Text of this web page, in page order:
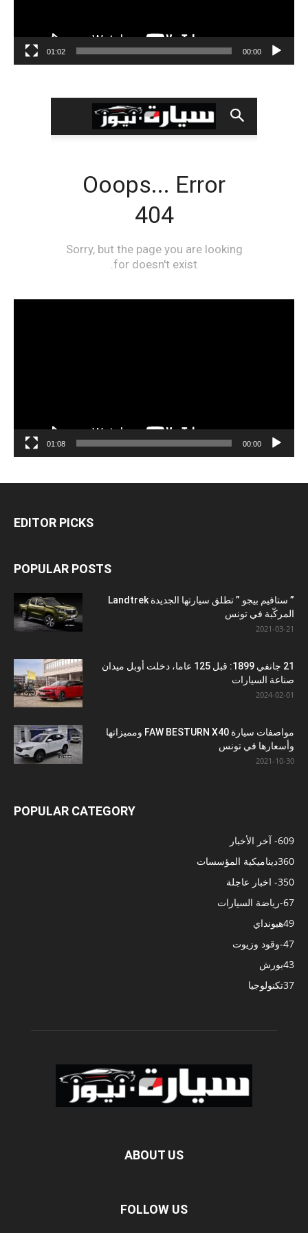
00:00
01:02
00:00
01:08
EDITOR PICKS
POPULAR POSTS
” ستافيم بيجو ” تطلق سيارتها الجديدة Landtrek
المركّبة في تونس
2021-03-21
21 جانفي 1899: قبل 125 عاما، دخلت أوبل ميدان
صناعة السيارات
2024-02-01
مواصفات سيارة FAW BESTURN X40 ومميزاتها
وأسعارها في تونس
2021-10-30
POPULAR CATEGORY
- آخر الأخبار609
ديناميكية المؤسسات360
- اخبار عاجلة350
-رياضة السيارات67
هيونداي49
-وقود وزيوت47
بورش43
تكنولوجيا37
ABOUT US
FOLLOW US